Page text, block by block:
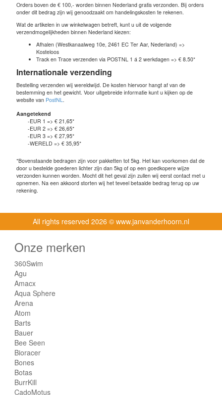
Orders boven de € 100,- worden binnen Nederland gratis verzonden. Bij orders
onder dit bedrag zijn wij genoodzaakt om handelingskosten te rekenen.
Wat de artikelen in uw winkelwagen betreft, kunt u uit de volgende
verzendmogelijkheden binnen Nederland kiezen:
Afhalen (Westkanaalweg 10e, 2461 EC Ter Aar, Nederland) =>
Kosteloos
Track en Trace verzenden via POSTNL 1 á 2 werkdagen => € 8.50*
Internationale verzending
Bestelling verzenden wij wereldwijd. De kosten hiervoor hangt af van de
bestemming en het gewicht. Voor uitgebreide informatie kunt u kijken op de
website van PostNL
Aangetekend
-EUR 1 => € 21,65*
-EUR 2 => € 26,65*
-EUR 3 => € 27,95*
-WERELD => € 35,95*
*Bovenstaande bedragen zijn voor pakketten tot 5kg. Het kan voorkomen dat de
door u bestelde goederen lichter zijn dan 5kg of op een goedkopere wijze
verzonden kunnen worden. Mocht dit het geval zijn zullen wij eerst contact met u
opnemen. Na een akkoord storten wij het teveel betaalde bedrag terug op uw
rekening.
All rights reserved 2026 © www.janvanderhoorn.nl
Onze merken
360Swim
Agu
Amacx
Aqua Sphere
Arena
Atom
Barts
Bauer
Bee Seen
Bioracer
Bones
Botas
BurrKill
CadoMotus